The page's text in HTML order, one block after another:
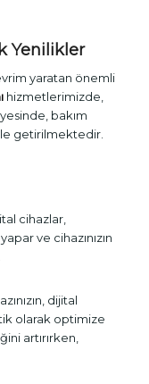
Yenilikler
yaratan önemli
hizmetlerimizde,
bakım
getirilmektedir.
cihazlar,
ve cihazınızın
dijital
olarak optimize
artırırken,